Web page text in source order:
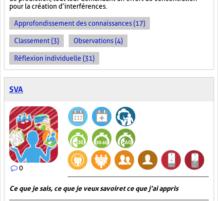
pour la création d’interférences.
Approfondissement des connaissances (17)
Classement (3) Observations (4)
Réflexion individuelle (31)
SVA
0
Ce que je sais, ce que je veux savoir et ce que j’ai appris